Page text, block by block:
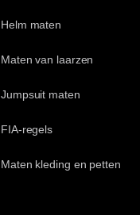
Helm maten
Maten van laarzen
Jumpsuit maten
FIA-regels
Maten kleding en petten